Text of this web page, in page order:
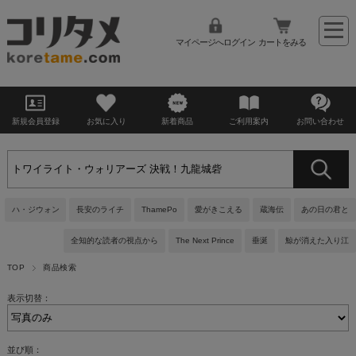
マイページへログイン カートをみる
新規会員登録 お気に入り 新着商品 ご利用案内 お問い合わせ
ハ・ジウォン 長安のライチ ThamePo 愛がきこえる 蔵海伝 あの日の君と
全知的な読者の視点から The Next Prince 垂涎 鯨が消えた入り江
TOP 商品検索
表示切替：
並び順：